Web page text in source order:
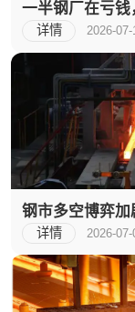
一半钢厂在亏
难，现在是采购
详情 2026-07-
钢市多空博弈
吗？
详情 2026-07-